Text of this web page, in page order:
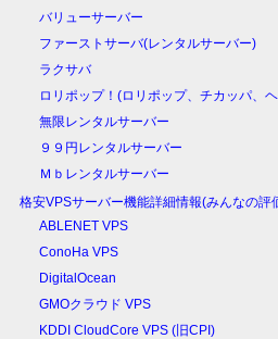
バリューサーバー
ファーストサーバ(レンタルサーバー)
ラクサバ
ロリポップ！(ロリポップ、チカッパ、
無限レンタルサーバー
９９円レンタルサーバー
Ｍｂレンタルサーバー
格安VPSサーバー機能詳細情報(みんなの評
ABLENET VPS
ConoHa VPS
DigitalOcean
GMOクラウド VPS
KDDI CloudCore VPS (旧CPI)